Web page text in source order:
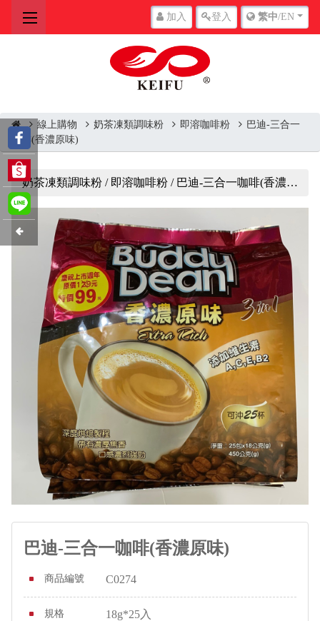
加入 登入 繁中/EN
線上購物 奶茶凍類調味粉 即溶咖啡粉
巴迪-三合一
咖啡(香濃原味)
奶茶凍類調味粉 / 即溶咖啡粉 / 巴迪-三合一咖啡(香濃原味)
巴迪-三合一咖啡(香濃原味)
商品編號 C0274
規格 18g*25入